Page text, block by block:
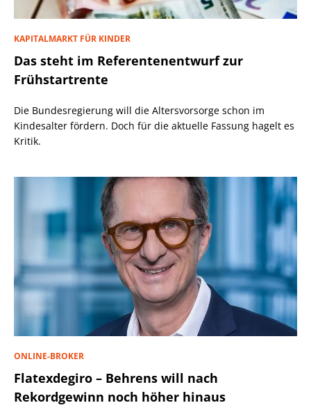
KAPITALMARKT FÜR KINDER
Das steht im Referentenentwurf zur
Frühstartrente
Die Bundesregierung will die Altersvorsorge schon im
Kindesalter fördern. Doch für die aktuelle Fassung hagelt es
Kritik.
ONLINE-BROKER
Flatexdegiro – Behrens will nach
Rekordgewinn noch höher hinaus